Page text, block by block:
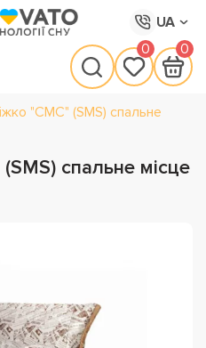
UA
0 0
"СМС" (SMS) спальне
спальне місце